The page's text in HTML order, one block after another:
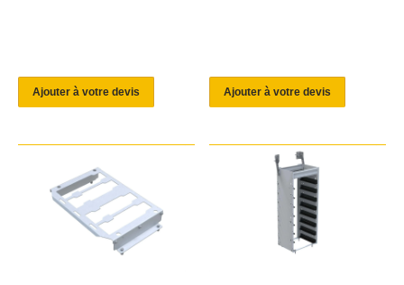
Ajouter à votre devis Ajouter à votre devis